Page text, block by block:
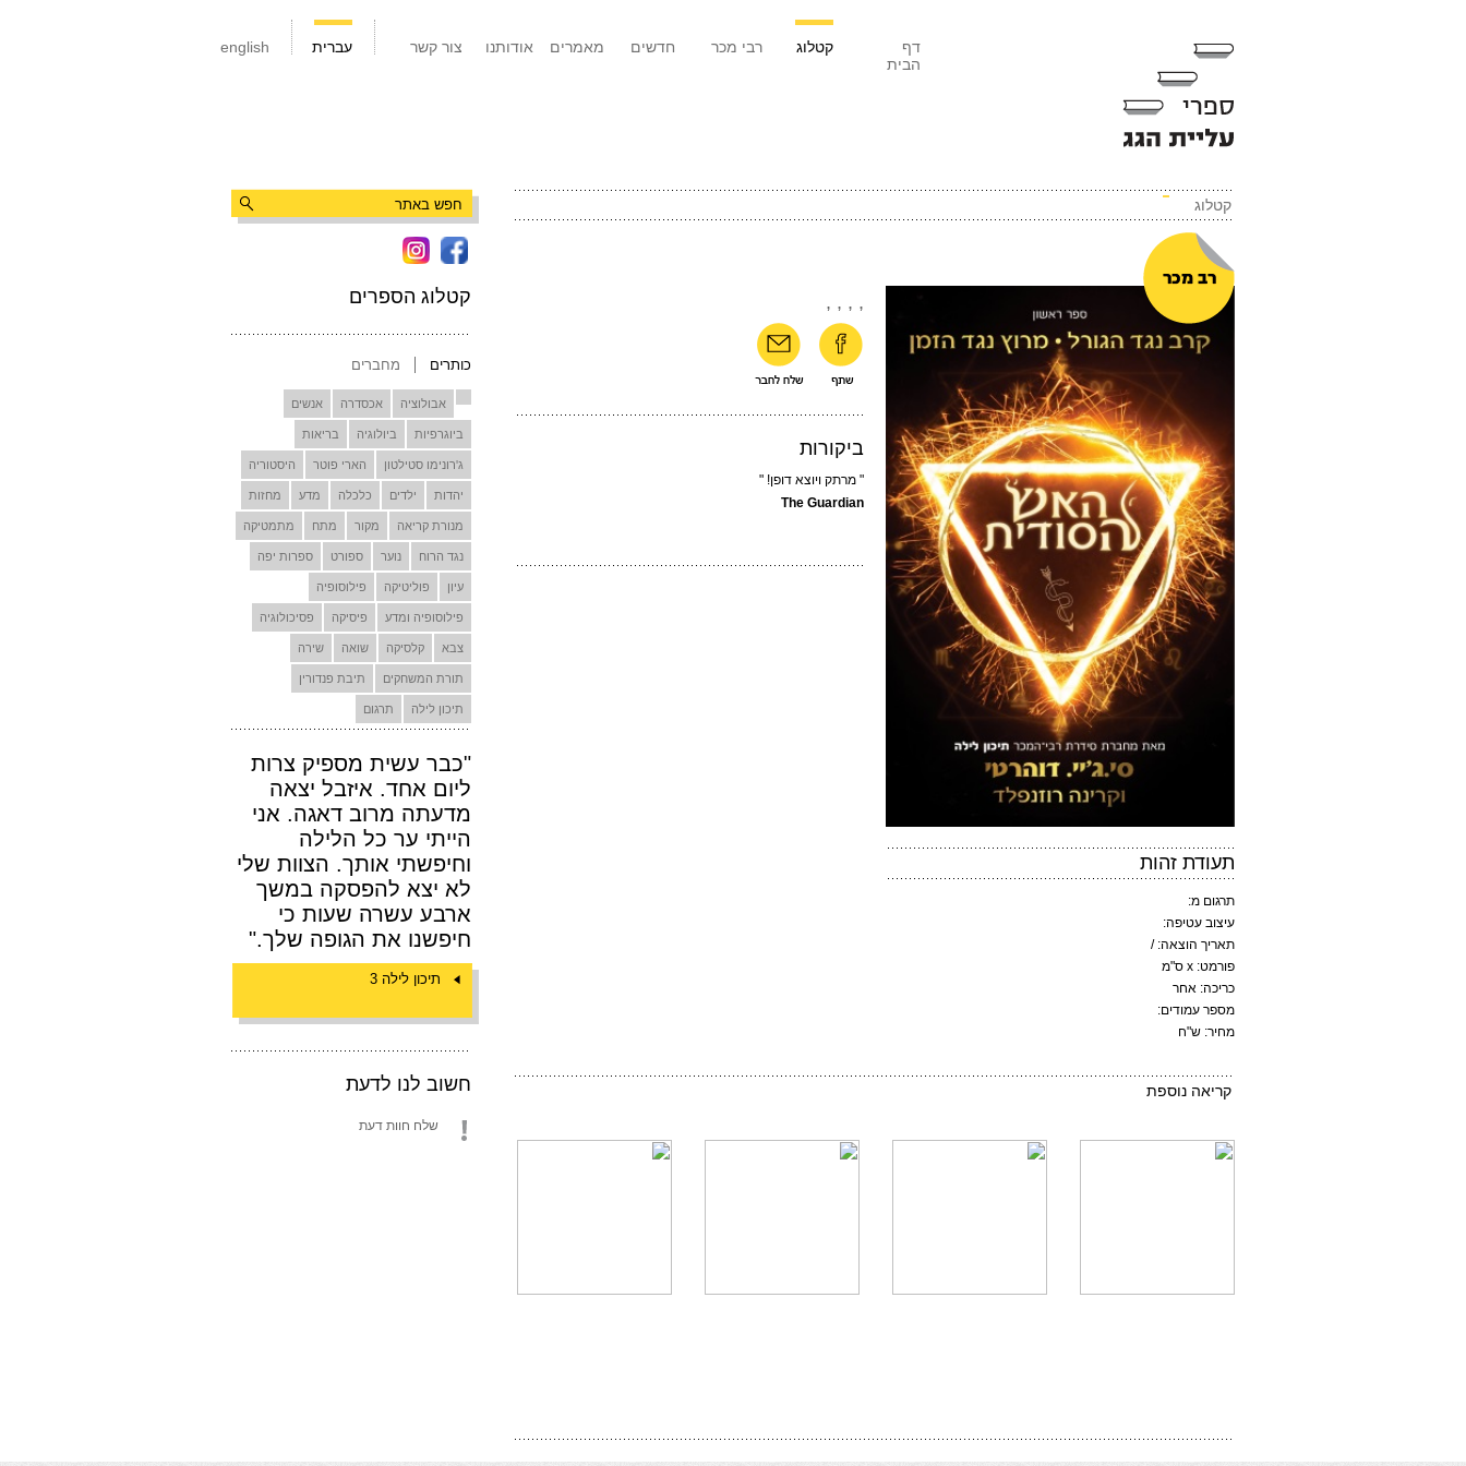
english עברית צור קשר אודותנו מאמרים חדשים רבי מכר קטלוג
דף
הבית
קטלוג הספרים
כותרים מחברים
אבולוציה אכסדרה אנשים
ביוגרפיות ביולוגיה בריאות
ג'רונימו סטילטון הארי פוטר היסטוריה
יהדות ילדים כלכלה מדע מחזות
מנורת קריאה מקור מתח מתמטיקה
נגד הרוח נוער ספורט ספרות יפה
עיון פוליטיקה פילוסופיה
פילוסופיה ומדע פיסיקה פסיכולוגיה
צבא קלסיקה שואה שירה
תורת המשחקים תיבת פנדורין
תיכון לילה תרגום
"כבר עשית מספיק צרות
ליום אחד. איזבל יצאה
מדעתה מרוב דאגה. אני
הייתי ער כל הלילה
וחיפשתי אותך. הצוות שלי
לא יצא להפסקה במשך
ארבע עשרה שעות כי
חיפשנו את הגופה שלך."
תיכון לילה 3
חשוב לנו לדעת
שלח חוות דעת
קטלוג
תעודת זהות
תרגום מ:
עיצוב עטיפה:
תאריך הוצאה: /
פורמט: x ס"מ
כריכה: אחר
מספר עמודים:
מחיר: ש"ח
,
,
,
,
ביקורות
" מרתק ויוצא דופן! "
The Guardian
קריאה נוספת